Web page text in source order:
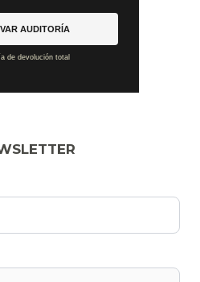
AUDITORÍA
de devolución total